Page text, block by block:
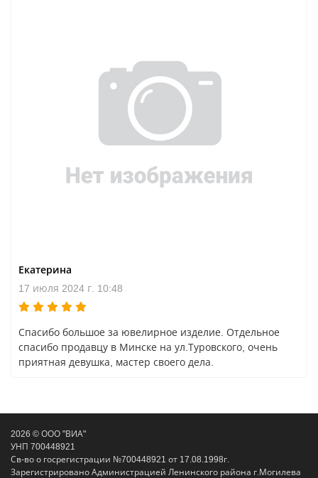
Екатерина
17 июля 2024 г. 10:48
Спасибо большое за ювелирное изделие. Отдельное
спасибо продавцу в Минске на ул.Туровского, очень
приятная девушка, мастер своего дела.
2026 © ООО "ВИА"
УНП 700448921
Св-во о госрегистрации №700448921 от 17.08.1998г.
Зарегистрировано Администрацией Ленинского района г.Могилева